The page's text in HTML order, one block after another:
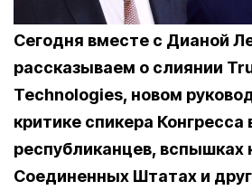
Сегодня вместе с Дианой
рассказываем о слиянии
Technologies, новом
критике спикера Конгресса
республиканцев, вспышках
Соединенных Штатах и